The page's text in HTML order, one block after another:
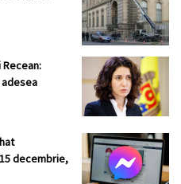
decembrie,